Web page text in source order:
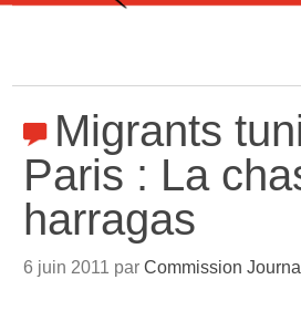
Migrants
Paris : La
harragas
6 juin 2011 parCommission Journal